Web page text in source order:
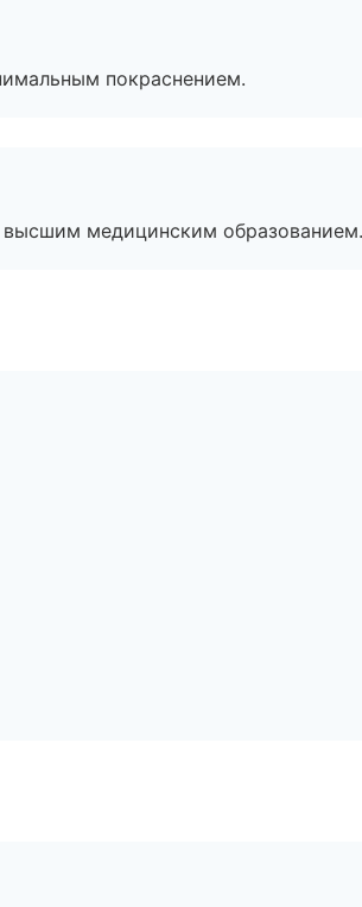
покраснением.
высшим медицинским образованием.